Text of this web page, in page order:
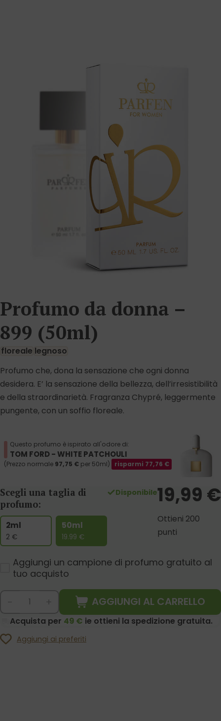
Profumo da donna –
899 (50ml)
floreale legnoso
Profumo che, dona la sensazione che ogni donna
desidera. E’ la sensazione della bellezza, dell’irresistibilità
e della straordinarietà. Fragranza Chypré, leggermente
pungente, con un soffio floreale.
Questo profumo è ispirato all'odore di:
TOM FORD - WHITE PATCHOULI
(Prezzo normale 97,75 € per 50ml) risparmi 77,76 €
Scegli una taglia di
profumo:
2ml
2 €
50ml
19.99 €
Disponibile19,99 €
Ottieni 200
punti
Aggiungi un campione di profumo gratuito al
tuo acquisto
AGGIUNGI AL CARRELLO
Acquista per 49 € ie ottieni la spedizione gratuita.
Aggiungi ai preferiti